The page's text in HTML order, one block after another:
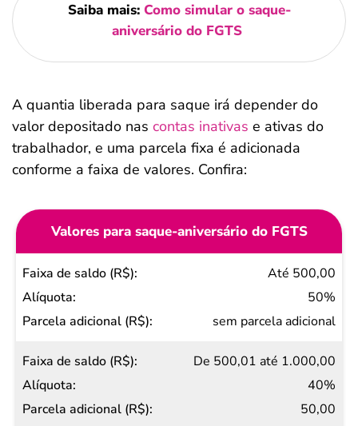
Saiba mais: Como simular o saque-
aniversário do FGTS
A quantia liberada para saque irá depender do
valor depositado nas contas inativas e ativas do
trabalhador, e uma parcela fixa é adicionada
conforme a faixa de valores. Confira:
Valores para saque-aniversário do FGTS
Faixa
de
saldo
Alíquota
Parcela
adicional
Até 500,00
50%
sem parcela adicional
De 500,01 até 1.000,00
40%
50,00